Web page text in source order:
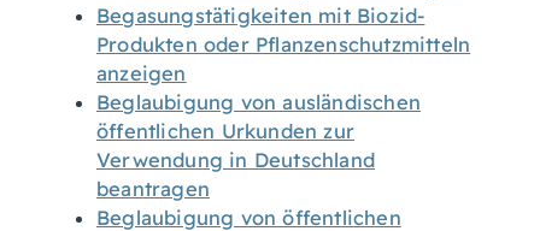
Begasungstätigkeiten mit Biozid-
Produkten oder Pflanzenschutzmitteln
anzeigen
Beglaubigung von ausländischen
öffentlichen Urkunden zur
Verwendung in Deutschland
beantragen
Beglaubigung von öffentlichen